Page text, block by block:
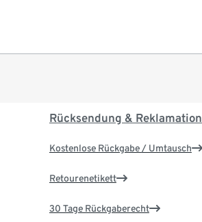
Rücksendung & Reklamation
Kostenlose Rückgabe / Umtausch
Retourenetikett
30 Tage Rückgaberecht